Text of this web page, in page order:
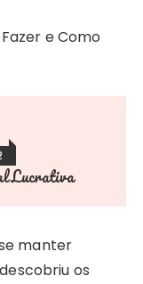
Lucrativa
manter
os